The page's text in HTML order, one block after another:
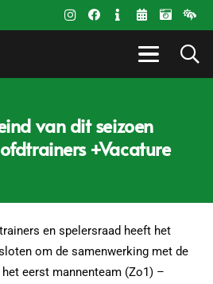
van dit seizoen
+Vacature
en spelersraad heeft het
om de samenwerking met de
eerst mannenteam (Zo1) –